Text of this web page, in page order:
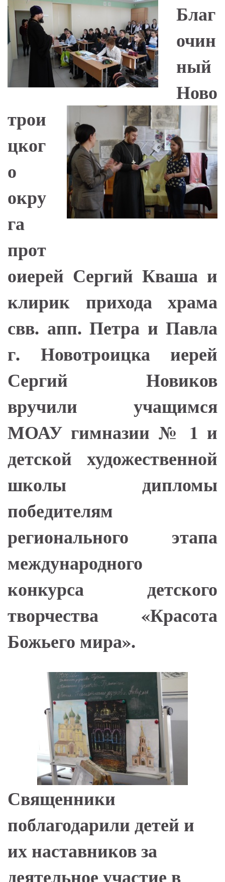
Благ
очин
ный
Ново
трои
цког
о
окру
га
прот
оиерей Сергий Кваша и
клирик прихода храма
свв. апп. Петра и Павла
г. Новотроицка иерей
Сергий Новиков
вручили учащимся
МОАУ гимназии № 1 и
детской художественной
школы дипломы
победителям
регионального этапа
международного
конкурса детского
творчества «Красота
Божьего мира».
Священники
поблагодарили детей и
их наставников за
деятельное участие в